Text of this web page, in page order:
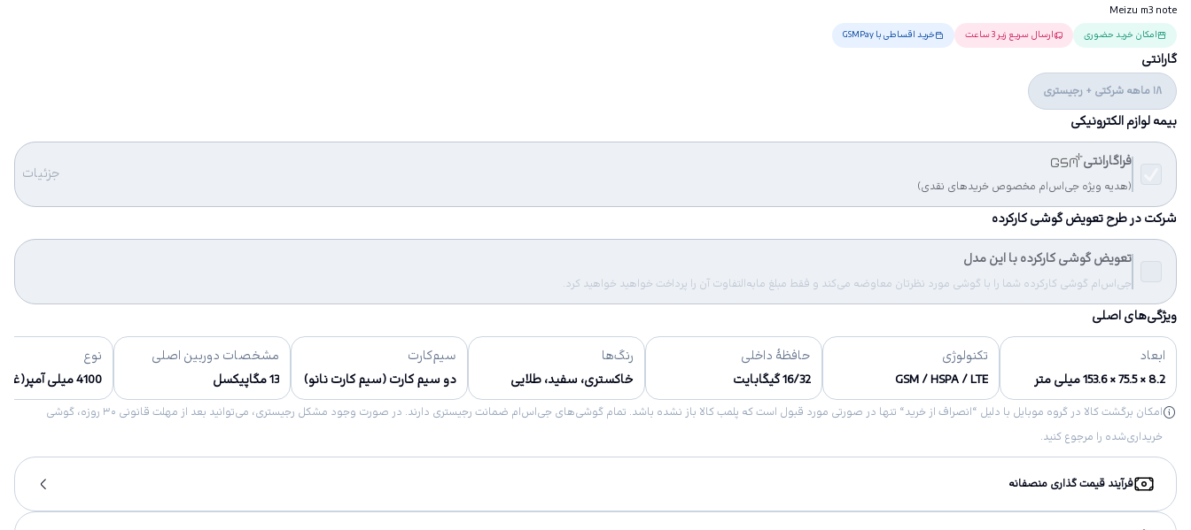
Meizu m3 note
امکان خرید حضوری ارسال سریع زیر 3 ساعت خرید اقساطی با GSMPay
گارانتی
18 ماهه شرکتی + رجیستری
بیمه لوازم الکترونیکی
فراگارانتی
(هدیه ویژه جی‌اس‌ام مخصوص خریدهای نقدی)
جزئیات
شرکت در طرح تعویض گوشی کارکرده
تعویض گوشی کارکرده با این مدل
جی‌اس‌ام گوشی کارکرده شما را با گوشی مورد نظرتان معاوضه می‌کند و فقط مبلغ مابه‌التفاوت آن را پرداخت خواهید خواهید کرد.
ویژگی‌های اصلی
ابعاد
8.2 × 75.5 × 153.6 میلی متر
تکنولوژی
GSM / HSPA / LTE
حافظهٔ داخلی
16/32 گیگابایت
رنگ‌ها
خاکستری، سفید، طلایی
سیم‌کارت
دو سیم کارت (سیم کارت نانو)
مشخصات دوربین اصلی
13 مگاپیکسل
نوع
4100 میلی آمپر(غیر قابل تعویض توسط کاربر)
امکان برگشت کالا در گروه موبایل با دلیل “انصراف از خرید“ تنها در صورتی مورد قبول است که پلمب کالا باز نشده باشد. تمام گوشی‌های جی‌اس‌ام ضمانت رجیستری دارند. در صورت وجود مشکل رجیستری، می‌توانید بعد از مهلت قانونی ۳۰ روزه، گوشی
خریداری‌شده را مرجوع کنید.
فرآیند قیمت گذاری منصفانه